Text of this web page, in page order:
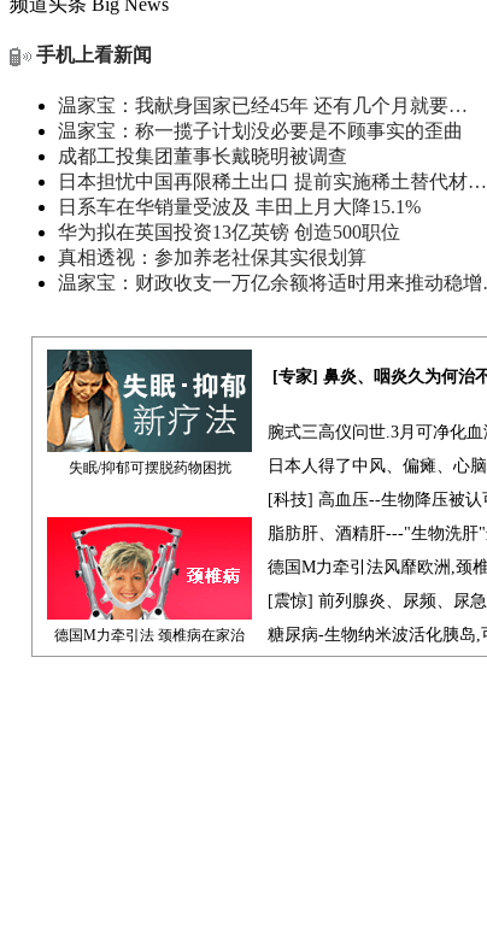
手机上看新闻
温家宝：我献身国家已经45年 还有几个月就要…
温家宝：称一揽子计划没必要是不顾事实的歪曲
成都工投集团董事长戴晓明被调查
日本担忧中国再限稀土出口 提前实施稀土替代材…
日系车在华销量受波及 丰田上月大降15.1%
华为拟在英国投资13亿英镑 创造500职位
真相透视：参加养老社保其实很划算
温家宝：财政收支一万亿余额将适时用来推动稳
失眠/抑郁可摆脱药物困扰
[专家] 鼻炎、咽炎久为何治
腕式三高仪问世.3月可净化
日本人得了中风、偏瘫、心
[科技] 高血压--生物降压被
德国M力牵引法 颈椎病在家治
脂肪肝、酒精肝---"生物洗肝
德国M力牵引法风靡欧洲,颈
[震惊] 前列腺炎、尿频、尿
糖尿病-生物纳米波活化胰岛,